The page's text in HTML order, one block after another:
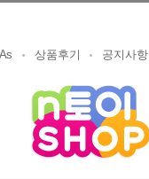
상품후기 공지사항